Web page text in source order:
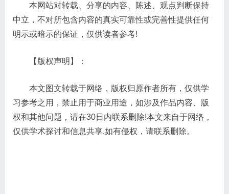
本网站对转载、分享的内容、陈述、观点判断保持
中立，不对所包含内容的真实可靠性或完善性提供任何
明示或暗示的保证，仅供读者参考!
【版权声明】：
本文图文转载于网络，版权归原作者所有，仅供学
习参考之用，禁止用于商业用途，如涉及作品内容、版
权和其他问题，请在30日内联系删除!本文来自于网络，
仅供学术探讨和信息共享,如有侵权，请联系删除。